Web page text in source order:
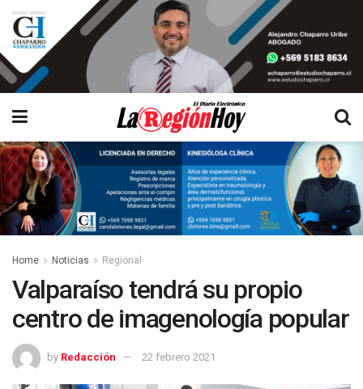
Home Noticias Regional
Valparaíso tendrá su propio
centro de imagenología popular
by Redacción 22 febrero 2021